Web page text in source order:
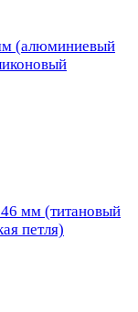
(алюминиевый
мм (титановый
петля)